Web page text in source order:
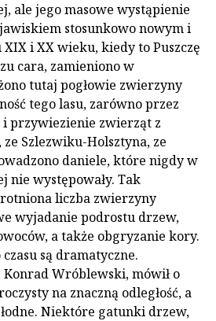
ale jego masowe wystąpienie
stosunkowo nowym i
XIX i XX wieku, kiedy to Puszczę
cara, zamieniono w
tutaj pogłowie zwierzyny
tego lasu, zarówno przez
przywiezienie zwierząt z
Szlezwiku-Holsztyna, ze
daniele, które nigdy w
nie występowały. Tak
liczba zwierzyny
wyjadanie podrostu drzew,
a także obgryzanie kory.
są dramatyczne.
Konrad Wróblewski, mówił o
na znaczną odległość, a
Niektóre gatunki drzew,